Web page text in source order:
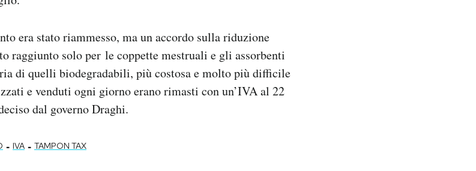
era stato riammesso, ma un accordo sulla riduzione
raggiunto solo per le coppette mestruali e gli assorbenti
di quelli biodegradabili, più costosa e molto più difficile
e venduti ogni giorno erano rimasti con un’IVA al 22
dal governo Draghi.
- IVA - TAMPON TAX